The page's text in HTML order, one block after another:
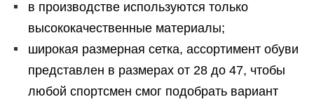
в производстве используются только
высококачественные материалы;
широкая размерная сетка, ассортимент обуви
представлен в размерах от 28 до 47, чтобы
любой спортсмен смог подобрать вариант